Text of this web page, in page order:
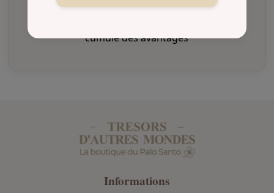
Boîte à cadeau
cumule des avantages
Informations